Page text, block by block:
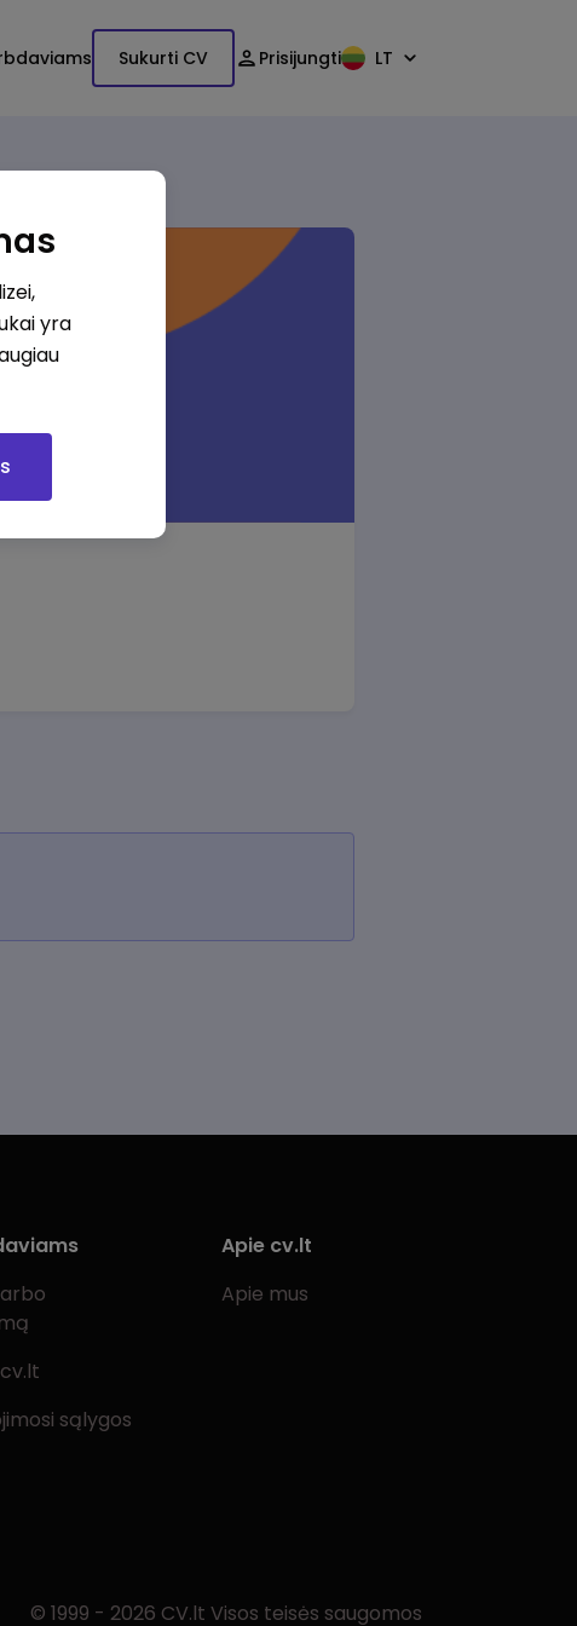
Sukurti CV Prisijungti LT
sąlygos
Apie cv.lt
Apie mus
© 1999 - 2026 CV.lt Visos teisės saugomos
yra